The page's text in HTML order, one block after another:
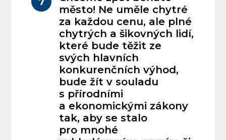
město! Ne uměle chytré
za každou cenu, ale plné
chytrých a šikovných lidí,
které bude těžit ze
svých hlavních
konkurenčních výhod,
bude žít v souladu
s přírodními
a ekonomickými zákony
tak, aby se stalo
pro mnohé